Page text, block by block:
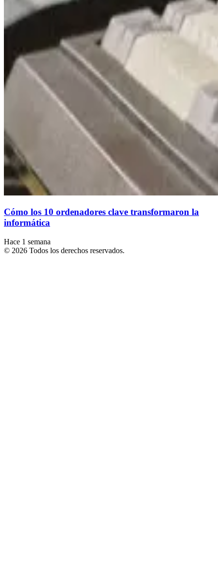
Cómo los 10 ordenadores clave transformaron la
informática
Hace 1 semana
© 2026 Todos los derechos reservados.